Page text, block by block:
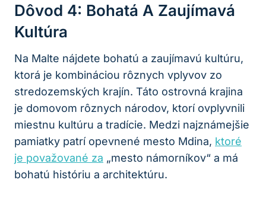
Dôvod 4: Bohatá A Zaujímavá
Kultúra
Na Malte nájdete bohatú a zaujímavú kultúru,
ktorá je kombináciou rôznych vplyvov zo
stredozemských krajín. Táto ostrovná krajina
je domovom rôznych národov, ktorí ovplyvnili
miestnu kultúru a tradície. Medzi najznámejšie
pamiatky patrí opevnené mesto Mdina, ktoré
je považované za „mesto námorníkov“ a má
bohatú históriu a architektúru.